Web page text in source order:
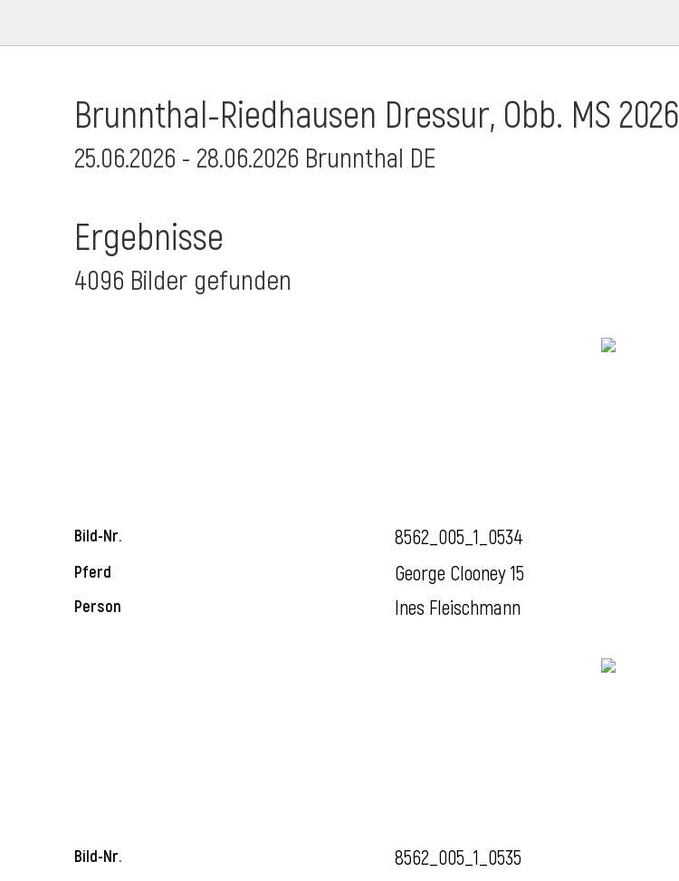
Brunnthal-Riedhausen Dressur, Obb. MS 2026
25.06.2026 - 28.06.2026 Brunnthal DE
Ergebnisse
4096 Bilder gefunden
Bild-Nr. 8562_005_1_0534
Pferd George Clooney 15
Person Ines Fleischmann
Bild-Nr. 8562_005_1_0535